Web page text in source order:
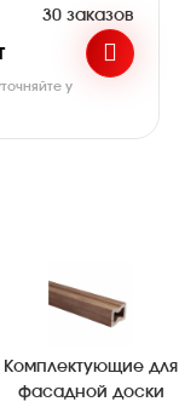
30 заказов
у
Комплектующие для
фасадной доски